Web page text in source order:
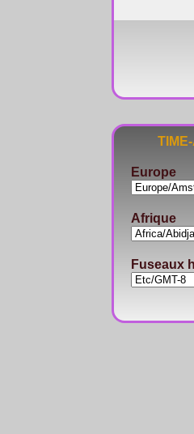
Europe
Afrique
Fuseaux